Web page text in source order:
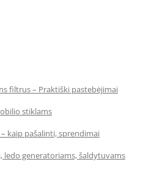
filtrus – Praktiški pastebėjimai
stiklams
kaip pašalinti, sprendimai
ledo generatoriams, šaldytuvams